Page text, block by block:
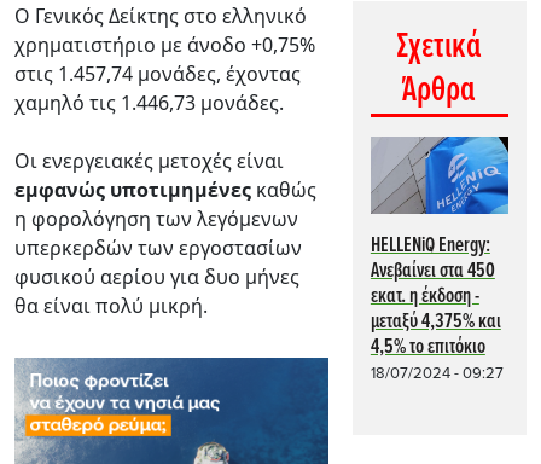
Σχετικά
Άρθρα
HELLENiQ Energy:
Ανεβαίνει στα 450
εκατ. η έκδοση -
μεταξύ 4,375% και
4,5% το επιτόκιο
18/07/2024 - 09:27
Ο Γενικός Δείκτης στο ελληνικό
χρηματιστήριο με άνοδο +0,75%
στις 1.457,74 μονάδες, έχοντας
χαμηλό τις 1.446,73 μονάδες.
Οι ενεργειακές μετοχές είναι
εμφανώς υποτιμημένες καθώς
η φορολόγηση των λεγόμενων
υπερκερδών των εργοστασίων
φυσικού αερίου για δυο μήνες
θα είναι πολύ μικρή.